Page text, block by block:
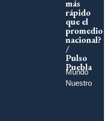
más
rápido
que el
promedio
nacional?
/
Pulso
Puebla
Mundo
Nuestro